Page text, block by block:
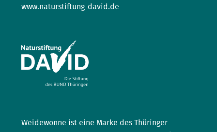
www.naturstiftung-david.de
Weidewonne ist eine Marke des Thüringer